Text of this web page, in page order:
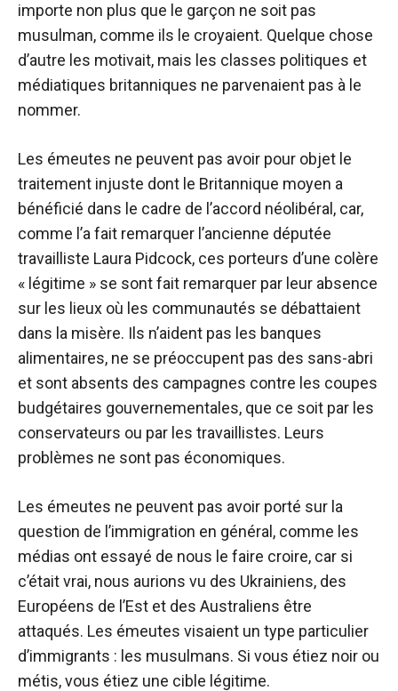
importe non plus que le garçon ne soit pas
musulman, comme ils le croyaient. Quelque chose
d’autre les motivait, mais les classes politiques et
médiatiques britanniques ne parvenaient pas à le
nommer.
Les émeutes ne peuvent pas avoir pour objet le
traitement injuste dont le Britannique moyen a
bénéficié dans le cadre de l’accord néolibéral, car,
comme l’a fait remarquer l’ancienne députée
travailliste Laura Pidcock, ces porteurs d’une colère
« légitime » se sont fait remarquer par leur absence
sur les lieux où les communautés se débattaient
dans la misère. Ils n’aident pas les banques
alimentaires, ne se préoccupent pas des sans-abri
et sont absents des campagnes contre les coupes
budgétaires gouvernementales, que ce soit par les
conservateurs ou par les travaillistes. Leurs
problèmes ne sont pas économiques.
Les émeutes ne peuvent pas avoir porté sur la
question de l’immigration en général, comme les
médias ont essayé de nous le faire croire, car si
c’était vrai, nous aurions vu des Ukrainiens, des
Européens de l’Est et des Australiens être
attaqués. Les émeutes visaient un type particulier
d’immigrants : les musulmans. Si vous étiez noir ou
métis, vous étiez une cible légitime.